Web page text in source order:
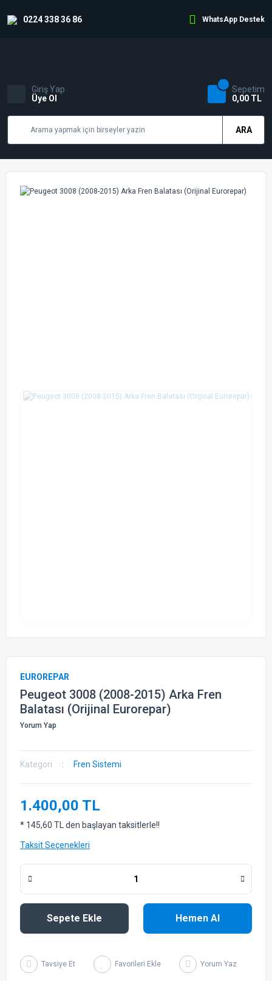
0224 338 36 86 WhatsApp Destek
ARA
Giriş Yap
Üye Ol
Sepetim
0,00 TL
EUROREPAR
Peugeot 3008 (2008-2015) Arka Fren
Balatası (Orijinal Eurorepar)
Yorum Yap
Kategori Fren Sistemi
1.400,00 TL
* 145,60 TL den başlayan taksitlerle!!
Taksit Seçenekleri
Sepete Ekle Hemen Al
Tavsiye Et Yorum Yaz